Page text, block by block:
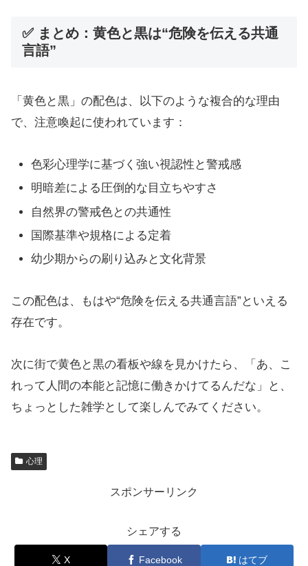
✅ まとめ：黄色と黒は“危険を伝える共通
言語”
「黄色と黒」の配色は、以下のような複合的な理由
で、注意喚起に使われています：
色彩心理学に基づく強い視認性と警戒感
明暗差による圧倒的な目立ちやすさ
自然界の警戒色との共通性
国際基準や規格による定着
幼少期からの刷り込みと文化背景
この配色は、もはや“危険を伝える共通言語”といえる
存在です。
次に街で黄色と黒の看板や線を見かけたら、「あ、こ
れって人間の本能と記憶に働きかけてるんだな」と、
ちょっとした雑学として楽しんでみてください。
心理
スポンサーリンク
シェアする
X Facebook はてブ